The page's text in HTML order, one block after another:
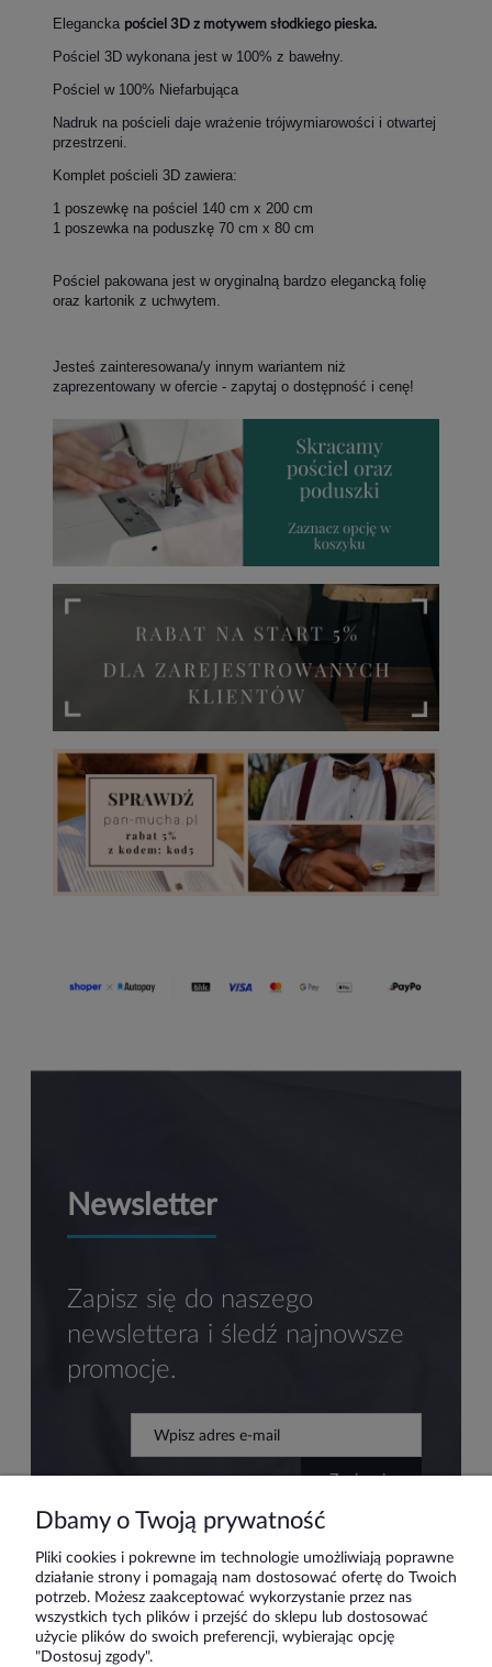
Elegancka pościel 3D z motywem słodkiego pieska.
Pościel 3D wykonana jest w 100% z bawełny.
Pościel w 100% Niefarbująca
Nadruk na pościeli daje wrażenie trójwymiarowości i otwartej
przestrzeni.
Komplet pościeli 3D zawiera:
1 poszewkę na pościel 140 cm x 200 cm
1 poszewka na poduszkę 70 cm x 80 cm
Pościel pakowana jest w oryginalną bardzo elegancką folię
oraz kartonik z uchwytem.
Jesteś zainteresowana/y innym wariantem niż
zaprezentowany w ofercie - zapytaj o dostępność i cenę!
Newsletter
Zapisz się do naszego
newslettera i śledź najnowsze
promocje.
zapisz się
Pomoc
Moje konto
Dbamy o Twoją prywatność
Pliki cookies i pokrewne im technologie umożliwiają poprawne
działanie strony i pomagają nam dostosować ofertę do Twoich
potrzeb. Możesz zaakceptować wykorzystanie przez nas
wszystkich tych plików i przejść do sklepu lub dostosować
użycie plików do swoich preferencji, wybierając opcję
"Dostosuj zgody".